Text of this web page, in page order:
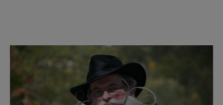
KONTAKT